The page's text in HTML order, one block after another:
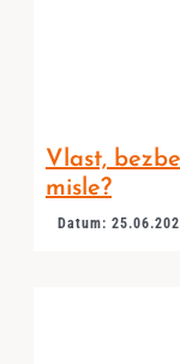
Vlast,
misle?
Datum: